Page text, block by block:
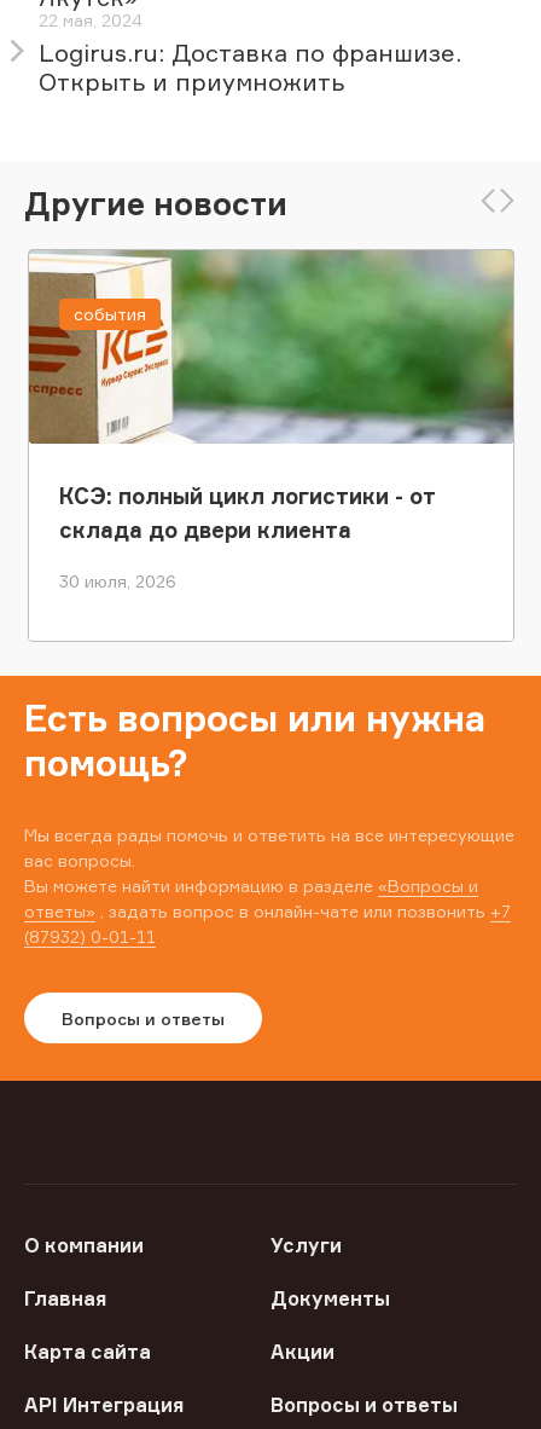
22 мая, 2024
Logirus.ru: Доставка по франшизе.
Открыть и приумножить
Другие новости
КСЭ: полный цикл логистики - от
склада до двери клиента
30 июля, 2026
события
Есть вопросы или нужна
помощь?
Мы всегда рады помочь и ответить на все интересующие
вас вопросы.
Вы можете найти информацию в разделе «Вопросы и
ответы» , задать вопрос в онлайн-чате или позвонить +7
(87932) 0-01-11
Вопросы и ответы
О компании Услуги
Главная Документы
Карта сайта Акции
API Интеграция Вопросы и ответы